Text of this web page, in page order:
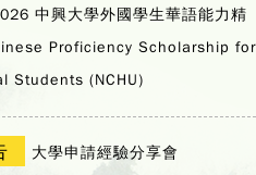
中興大學外國學生華語能力精
Proficiency Scholarship for
Students (NCHU)
大學申請經驗分享會